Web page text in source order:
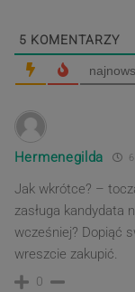
5 KOMENTARZY
Hermenegilda
Jak wkrótce? –
zasługa kandydata
wcześniej? Dopiąć
wreszcie zakupić.
0